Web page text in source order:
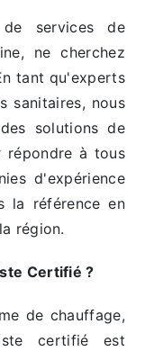
services de
ne cherchez
tant qu'experts
sanitaires, nous
solutions de
répondre à tous
d'expérience
la référence en
région.
Certifié ?
de chauffage,
certifié est